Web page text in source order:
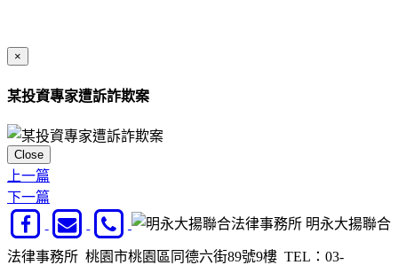
×
某投資專家遭訴詐欺案
Close
上一篇
下一篇
明永大揚聯合
法律事務所 桃園市桃園區同德六街89號9樓 TEL：03-